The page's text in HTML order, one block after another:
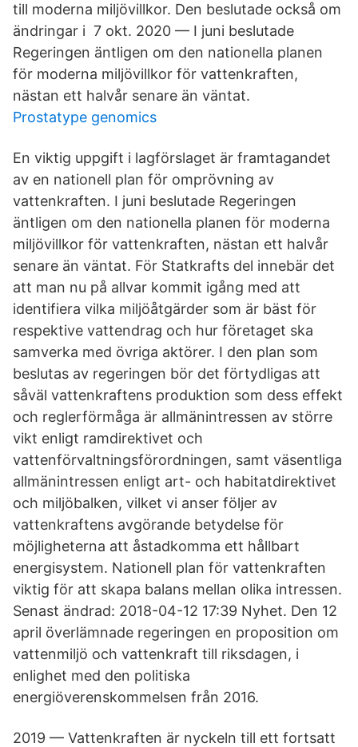
till moderna miljövillkor. Den beslutade också om
ändringar i 7 okt. 2020 — I juni beslutade
Regeringen äntligen om den nationella planen
för moderna miljövillkor för vattenkraften,
nästan ett halvår senare än väntat.
Prostatype genomics
En viktig uppgift i lagförslaget är framtagandet
av en nationell plan för omprövning av
vattenkraften. I juni beslutade Regeringen
äntligen om den nationella planen för moderna
miljövillkor för vattenkraften, nästan ett halvår
senare än väntat. För Statkrafts del innebär det
att man nu på allvar kommit igång med att
identifiera vilka miljöåtgärder som är bäst för
respektive vattendrag och hur företaget ska
samverka med övriga aktörer. I den plan som
beslutas av regeringen bör det förtydligas att
såväl vattenkraftens produktion som dess effekt
och reglerförmåga är allmänintressen av större
vikt enligt ramdirektivet och
vattenförvaltningsförordningen, samt väsentliga
allmänintressen enligt art- och habitatdirektivet
och miljöbalken, vilket vi anser följer av
vattenkraftens avgörande betydelse för
möjligheterna att åstadkomma ett hållbart
energisystem. Nationell plan för vattenkraften
viktig för att skapa balans mellan olika intressen.
Senast ändrad: 2018-04-12 17:39 Nyhet. Den 12
april överlämnade regeringen en proposition om
vattenmiljö och vattenkraft till riksdagen, i
enlighet med den politiska
energiöverenskommelsen från 2016.
2019 — Vattenkraften är nyckeln till ett fortsatt